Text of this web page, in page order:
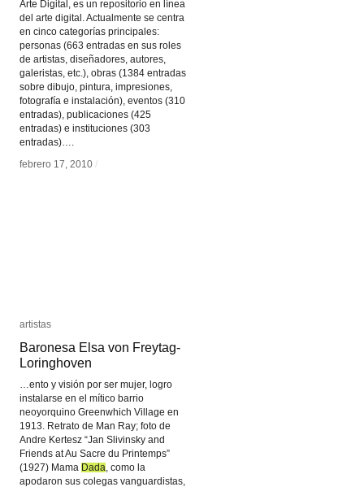
Arte Digital, es un repositorio en línea
del arte digital. Actualmente se centra
en cinco categorías principales:
personas (663 entradas en sus roles
de artistas, diseñadores, autores,
galeristas, etc.), obras (1384 entradas
sobre dibujo, pintura, impresiones,
fotografía e instalación), eventos (310
entradas), publicaciones (425
entradas) e instituciones (303
entradas)….
febrero 17, 2010 /
febrero 17, 2010 /
artistas
Baronesa Elsa von Freytag-
Loringhoven
…ento y visión por ser mujer, logro
instalarse en el mítico barrio
neoyorquino Greenwhich Village en
1913. Retrato de Man Ray; foto de
Andre Kertesz “Jan Slivinsky and
Friends at Au Sacre du Printemps”
(1927) Mama Dada , como la
apodaron sus colegas vanguardistas,
artistas
Baronesa Elsa von Freytag-
Loringhoven
Dada